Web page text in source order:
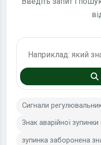
Сигнали
Знак аварійної зупинки
зупинка заборонена